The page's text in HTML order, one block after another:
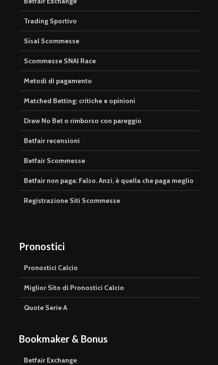
Trading Sportivo
Sisal Scommesse
Scommesse SNAI Race
Metodi di pagamento
Matched Betting: critiche e opinioni
Draw No Bet o rimborso con pareggio
Betfair recensioni
Betfair Scommesse
Betfair non paga: Falso. Anzi, è quella che paga meglio
Registrazione Siti Scommesse
Pronostici
Pronostici Calcio
Miglior Sito di Pronostici Calcio
Quote Serie A
Bookmaker & Bonus
Betfair Exchange